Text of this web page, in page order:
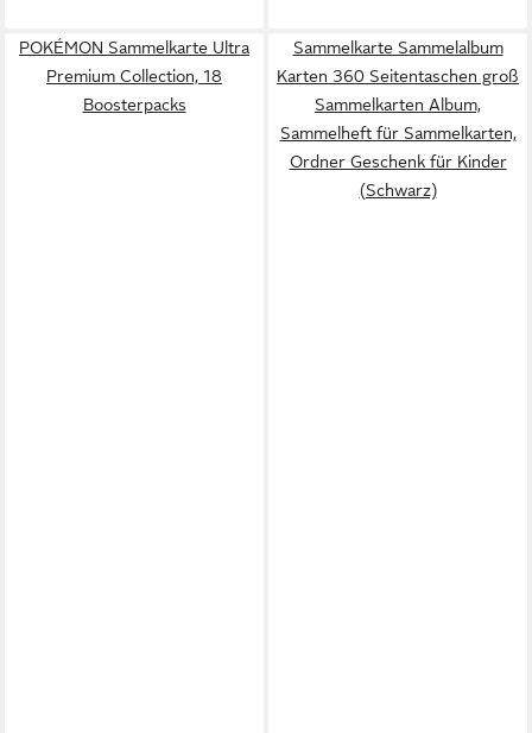
POKÉMON Sammelkarte Ultra
Premium Collection, 18
Boosterpacks
Sammelkarte Sammelalbum
Karten 360 Seitentaschen groß
Sammelkarten Album,
Sammelheft für Sammelkarten,
Ordner Geschenk für Kinder
(Schwarz)